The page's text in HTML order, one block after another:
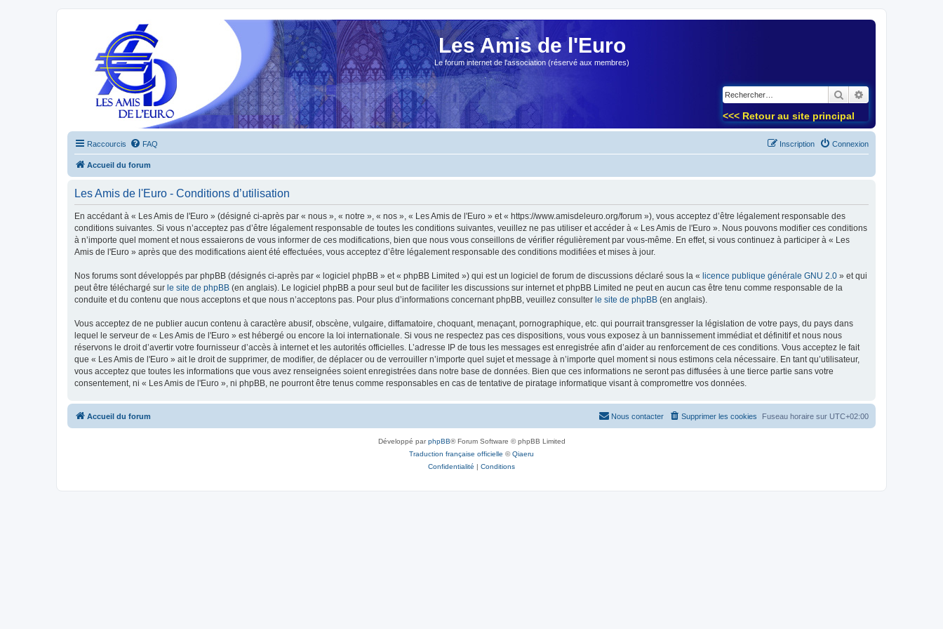
Les Amis de l'Euro
Le forum internet de l'association (réservé aux membres)
Rechercher
<<< Retour au site principal
Raccourcis FAQ Connexion
Inscription
Accueil du forum
Les Amis de l'Euro - Conditions d’utilisation
En accédant à « Les Amis de l'Euro » (désigné ci-après par « nous », « notre », « nos », « Les Amis de l'Euro » et « https://www.amisdeleuro.org/forum »), vous acceptez d’être légalement responsable des
conditions suivantes. Si vous n’acceptez pas d’être légalement responsable de toutes les conditions suivantes, veuillez ne pas utiliser et accéder à « Les Amis de l'Euro ». Nous pouvons modifier ces conditions
à n’importe quel moment et nous essaierons de vous informer de ces modifications, bien que nous vous conseillons de vérifier régulièrement par vous-même. En effet, si vous continuez à participer à « Les
Amis de l'Euro » après que des modifications aient été effectuées, vous acceptez d’être légalement responsable des conditions modifiées et mises à jour.
Nos forums sont développés par phpBB (désignés ci-après par « logiciel phpBB » et « phpBB Limited ») qui est un logiciel de forum de discussions déclaré sous la « licence publique générale GNU 2.0 » et qui
peut être téléchargé sur le site de phpBB (en anglais). Le logiciel phpBB a pour seul but de faciliter les discussions sur internet et phpBB Limited ne peut en aucun cas être tenu comme responsable de la
conduite et du contenu que nous acceptons et que nous n’acceptons pas. Pour plus d’informations concernant phpBB, veuillez consulter le site de phpBB (en anglais).
Vous acceptez de ne publier aucun contenu à caractère abusif, obscène, vulgaire, diffamatoire, choquant, menaçant, pornographique, etc. qui pourrait transgresser la législation de votre pays, du pays dans
lequel le serveur de « Les Amis de l'Euro » est hébergé ou encore la loi internationale. Si vous ne respectez pas ces dispositions, vous vous exposez à un bannissement immédiat et définitif et nous nous
réservons le droit d’avertir votre fournisseur d’accès à internet et les autorités officielles. L’adresse IP de tous les messages est enregistrée afin d’aider au renforcement de ces conditions. Vous acceptez le fait
que « Les Amis de l'Euro » ait le droit de supprimer, de modifier, de déplacer ou de verrouiller n’importe quel sujet et message à n’importe quel moment si nous estimons cela nécessaire. En tant qu’utilisateur,
vous acceptez que toutes les informations que vous avez renseignées soient enregistrées dans notre base de données. Bien que ces informations ne seront pas diffusées à une tierce partie sans votre
consentement, ni « Les Amis de l'Euro », ni phpBB, ne pourront être tenus comme responsables en cas de tentative de piratage informatique visant à compromettre vos données.
Accueil du forum Fuseau horaire sur UTC+02:00
Supprimer les cookies
Nous contacter
Développé parphpBB® Forum Software © phpBB Limited
Traduction française officielle ©Qiaeru
Confidentialité | Conditions